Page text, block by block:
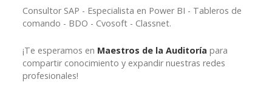
Consultor SAP - Especialista en Power BI - Tableros de
comando - BDO - Cvosoft - Classnet.
¡Te esperamos en Maestros de la Auditoría para
compartir conocimiento y expandir nuestras redes
profesionales!